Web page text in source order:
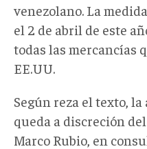
venezolano. La
el 2 de abril de este
todas las mercancías
EE.UU.
Según reza el texto,
queda a discreción
Marco Rubio, en